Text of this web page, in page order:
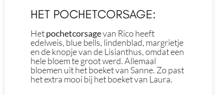
HET POCHETCORSAGE:
Hetpochetcorsagevan Rico heeft
edelweis, blue bells, lindenblad, margrietje
en de knopje van de Lisianthus, omdat een
hele bloem te groot werd. Allemaal
bloemen uit het boeket van Sanne. Zo past
het extra mooi bij het boeket van Laura.